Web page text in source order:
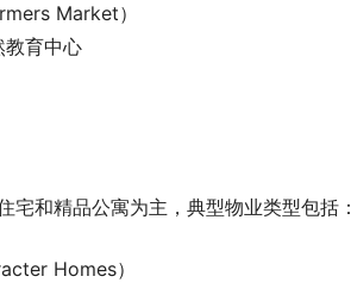
Market）
育中心
和精品公寓为主，典型物业类型包括：
Homes）